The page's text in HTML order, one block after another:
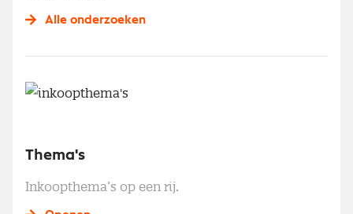
Alle onderzoeken
Thema's
Inkoopthema’s op een rij.